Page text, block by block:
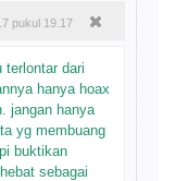
pukul 19.17
terlontar dari
hanya hoax
jangan hanya
yg membuang
buktikan
sebagai